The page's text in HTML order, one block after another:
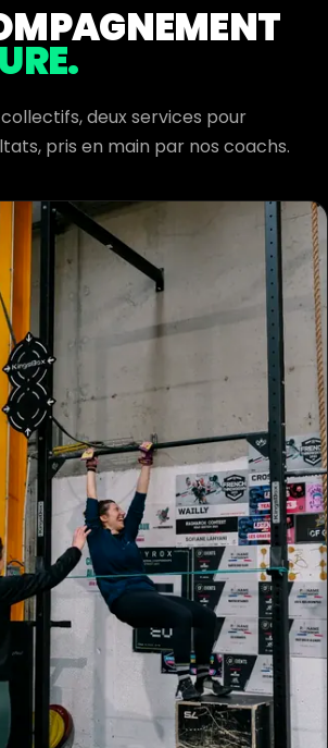
deux services pour
pris en main par nos coachs.